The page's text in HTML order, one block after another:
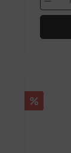
Rabatt
%